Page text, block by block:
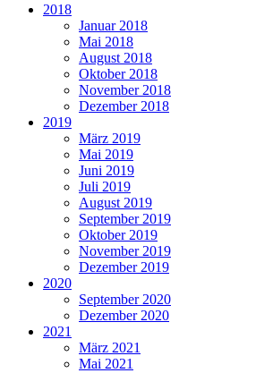
2018
Januar 2018
Mai 2018
August 2018
Oktober 2018
November 2018
Dezember 2018
2019
März 2019
Mai 2019
Juni 2019
Juli 2019
August 2019
September 2019
Oktober 2019
November 2019
Dezember 2019
2020
September 2020
Dezember 2020
2021
März 2021
Mai 2021